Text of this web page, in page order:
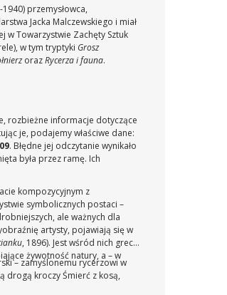
przemysłowca,
Jacka Malczewskiego i miał
w Towarzystwie Zachęty Sztuk
w tym tryptyki Grosz
orazRycerza i fauna.
rozbieżne informacje dotyczące
je, podajemy właściwe dane:
. Błędne jej odczytanie wynikało
była przez ramę. Ich
kompozycyjnym z
symbolicznych postaci –
ale ważnych dla
artysty, pojawiają się w
, 1896). Jest wśród nich grecki
żywotność natury, a – w
– zamyślonemu rycerzowi w
drogą kroczy Śmierć z kosą,